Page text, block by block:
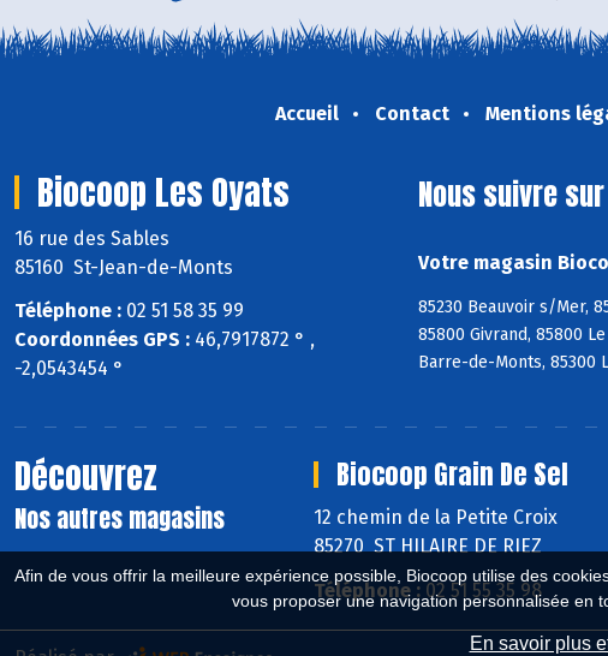
Afin de vous offrir la meilleure expérience possible, Biocoop utilise des
vous proposer une navigation personnalisée en
En savoir plus
Accueil Contact Mentions
Biocoop Les Oyats
16 rue des Sables
85160 St-Jean-de-Monts
Téléphone : 02 51 58 35 99
Coordonnées GPS : 46,7917872 ° ,
-2,0543454 °
Nous suivre sur
Votre magasin
85230 Beauvoir s/Mer,
85800 Givrand, 85800
Barre-de-Monts, 85300
Découvrez
Nos autres magasins
Biocoop Grain De Sel
12 chemin de la Petite Croix
85270 ST HILAIRE DE RIEZ
Téléphone : 02 51 55 35 98